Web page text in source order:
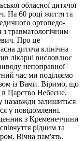
обласної дитячої
На 60 році життя та
ортопедо-
з травматологічним
Про це
дитяча клінічна
лікарні висловлює
непоправної
час ми поділяємо
із Вами. Віримо, що
в Царство Небесне.
назавжди залишиться
у повідомленні.
з Кременеччини
рідним та
Вічна пам'ять.